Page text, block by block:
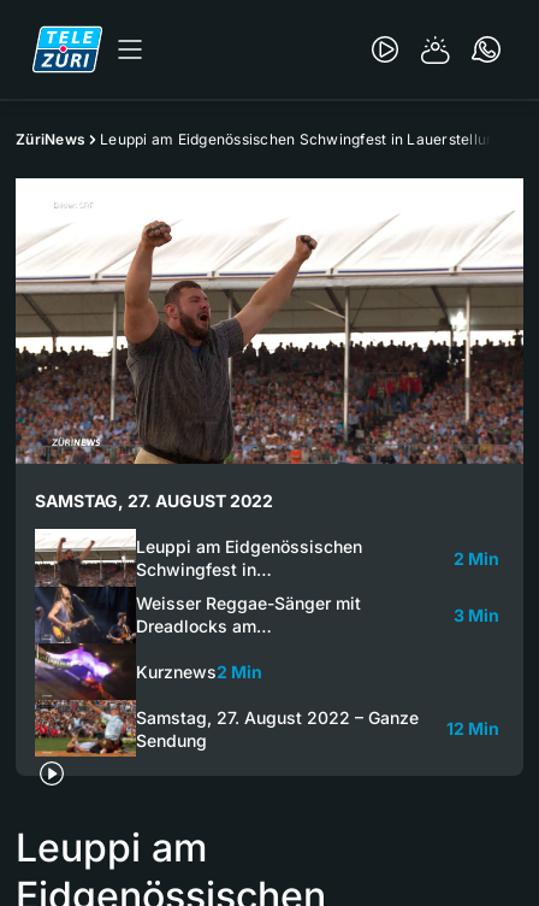
ZüriNews Leuppi am Eidgenössischen Schwingfest in Lauerstellung
SAMSTAG, 27. AUGUST 2022
Leuppi am Eidgenössischen
Schwingfest in…
2 Min
Weisser Reggae-Sänger mit
Dreadlocks am…
3 Min
Kurznews2 Min
Samstag, 27. August 2022 – Ganze
Sendung
12 Min
Leuppi am
Eidgenössischen